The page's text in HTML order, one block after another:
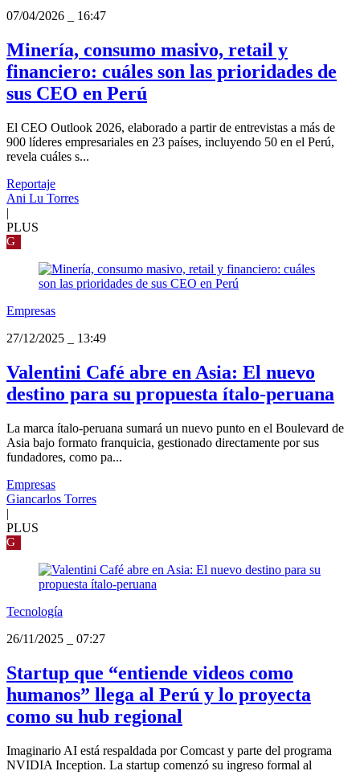
07/04/2026
16:47
Minería, consumo masivo, retail y
financiero: cuáles son las prioridades de
sus CEO en Perú
El CEO Outlook 2026, elaborado a partir de entrevistas a más de
900 líderes empresariales en 23 países, incluyendo 50 en el Perú,
revela cuáles s...
Reportaje
Ani Lu Torres
|
PLUS
G
Empresas
27/12/2025
13:49
Valentini Café abre en Asia: El nuevo
destino para su propuesta ítalo-peruana
La marca ítalo-peruana sumará un nuevo punto en el Boulevard de
Asia bajo formato franquicia, gestionado directamente por sus
fundadores, como pa...
Empresas
Giancarlos Torres
|
PLUS
G
Tecnología
26/11/2025
07:27
Startup que “entiende videos como
humanos” llega al Perú y lo proyecta
como su hub regional
Imaginario AI está respaldada por Comcast y parte del programa
NVIDIA Inception. La startup comenzó su ingreso formal al